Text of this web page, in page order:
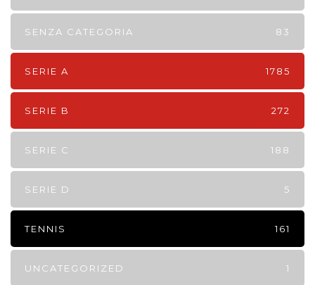
SENZA CATEGORIA 83
SERIE A 1785
SERIE B 272
SERIE C 188
SERIE D 5
TENNIS 161
UNCATEGORIZED 1